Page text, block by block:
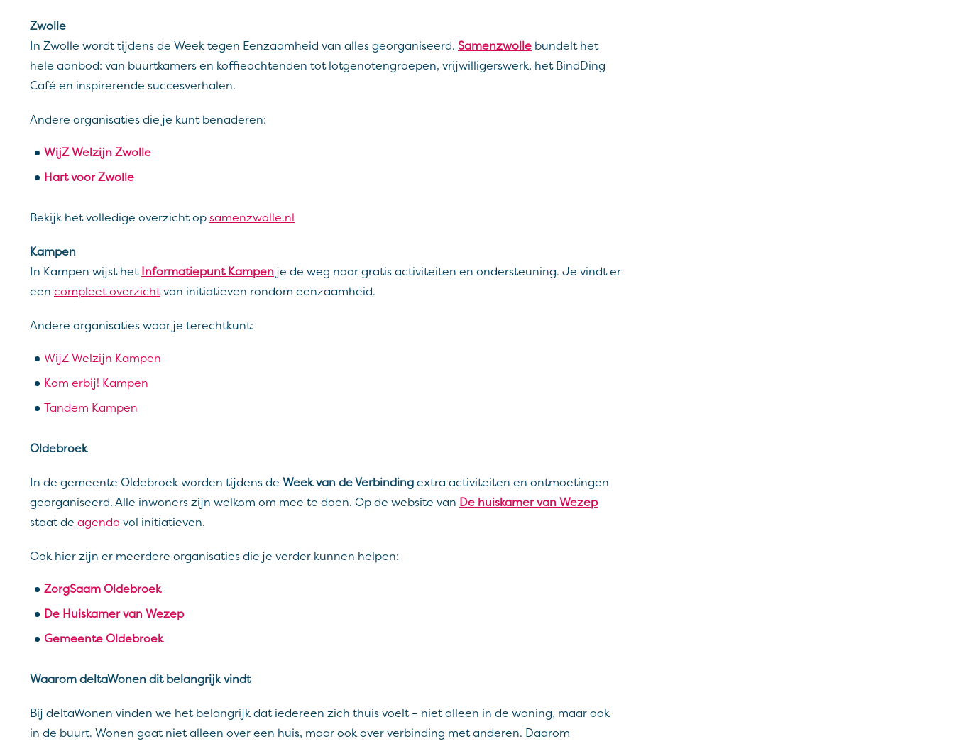
Zwolle
In Zwolle wordt tijdens de Week tegen Eenzaamheid van alles georganiseerd. Samenzwolle bundelt het
hele aanbod: van buurtkamers en koffieochtenden tot lotgenotengroepen, vrijwilligerswerk, het BindDing
Café en inspirerende succesverhalen.
Andere organisaties die je kunt benaderen:
WijZ Welzijn Zwolle
Hart voor Zwolle
Bekijk het volledige overzicht op samenzwolle.nl
Kampen
In Kampen wijst het Informatiepunt Kampen je de weg naar gratis activiteiten en ondersteuning. Je vindt er
een compleet overzichtvan initiatieven rondom eenzaamheid.
Andere organisaties waar je terechtkunt:
WijZ Welzijn Kampen
Kom erbij! Kampen
Tandem Kampen
Oldebroek
In de gemeente Oldebroek worden tijdens de Week van de Verbinding extra activiteiten en ontmoetingen
georganiseerd. Alle inwoners zijn welkom om mee te doen. Op de website van De huiskamer van Wezep
staat de agenda vol initiatieven.
Ook hier zijn er meerdere organisaties die je verder kunnen helpen:
ZorgSaam Oldebroek
De Huiskamer van Wezep
Gemeente Oldebroek
Waarom deltaWonen dit belangrijk vindt
Bij deltaWonen vinden we het belangrijk dat iedereen zich thuis voelt – niet alleen in de woning, maar ook
in de buurt. Wonen gaat niet alleen over een huis, maar ook over verbinding met anderen. Daarom